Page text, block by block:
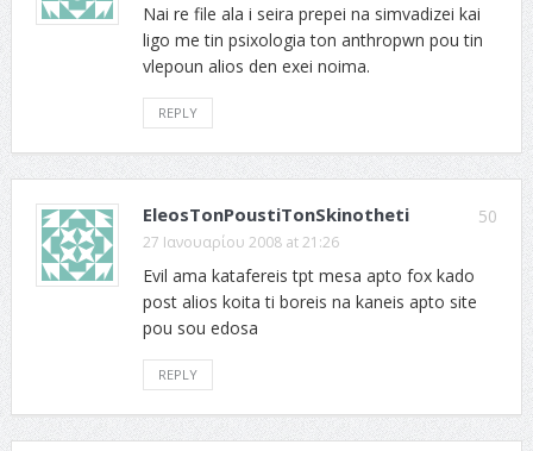
Nai re file ala i seira prepei na simvadizei kai
ligo me tin psixologia ton anthropwn pou tin
vlepoun alios den exei noima.
REPLY
50
EleosTonPoustiTonSkinotheti
27 Ιανουαρίου 2008 at 21:26
Evil ama katafereis tpt mesa apto fox kado
post alios koita ti boreis na kaneis apto site
pou sou edosa
REPLY